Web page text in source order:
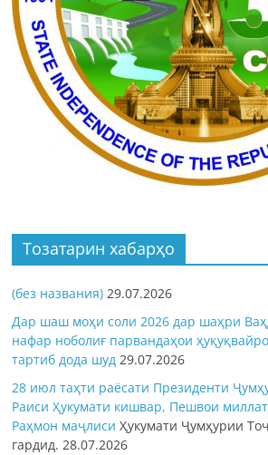
Тозатарин хабарҳо
(без названия) 29.07.2026
Дар шаш моҳи соли 2026 дар шаҳри
нафар ноболиғ парвандаҳои
тартиб дода шуд 29.07.2026
28 июл таҳти раёсати Президенти
Раиси Ҳукумати кишвар, Пешвои
Раҳмон маҷлисиҲукумати Ҷумҳурии
гардид.28.07.2026